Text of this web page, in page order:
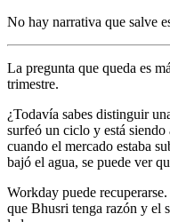
No hay narrativa que salve
La pregunta que queda es
trimestre.
¿Todavía sabes distinguir
surfeó un ciclo y está siendo
cuando el mercado estaba
bajó el agua, se puede ver
Workday puede
que Bhusri tenga razón y el